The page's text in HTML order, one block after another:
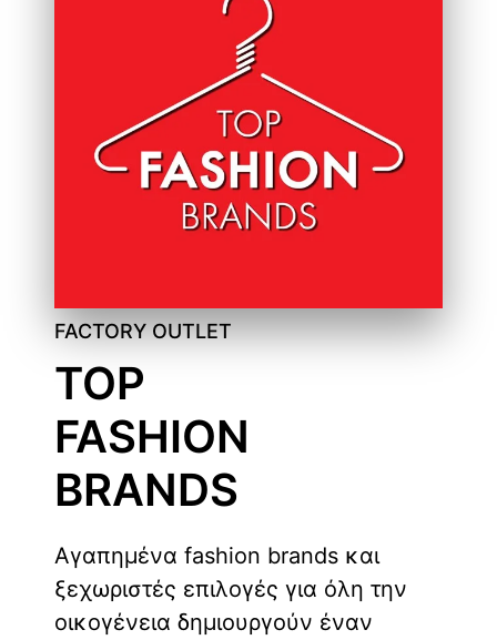
FACTORY OUTLET
TOP
FASHION
BRANDS
Αγαπημένα fashion brands και
ξεχωριστές επιλογές για όλη την
οικογένεια δημιουργούν έναν